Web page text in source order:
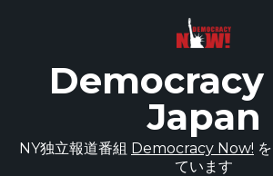
Japan
NY独立報道番組 Democracy Now!
ています